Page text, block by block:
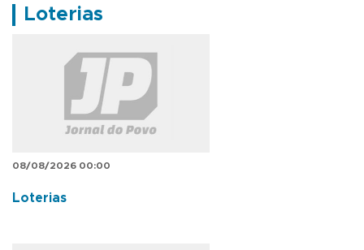
Loterias
08/08/2026 00:00
Loterias